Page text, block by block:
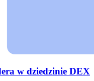
w dziedzinie DEX